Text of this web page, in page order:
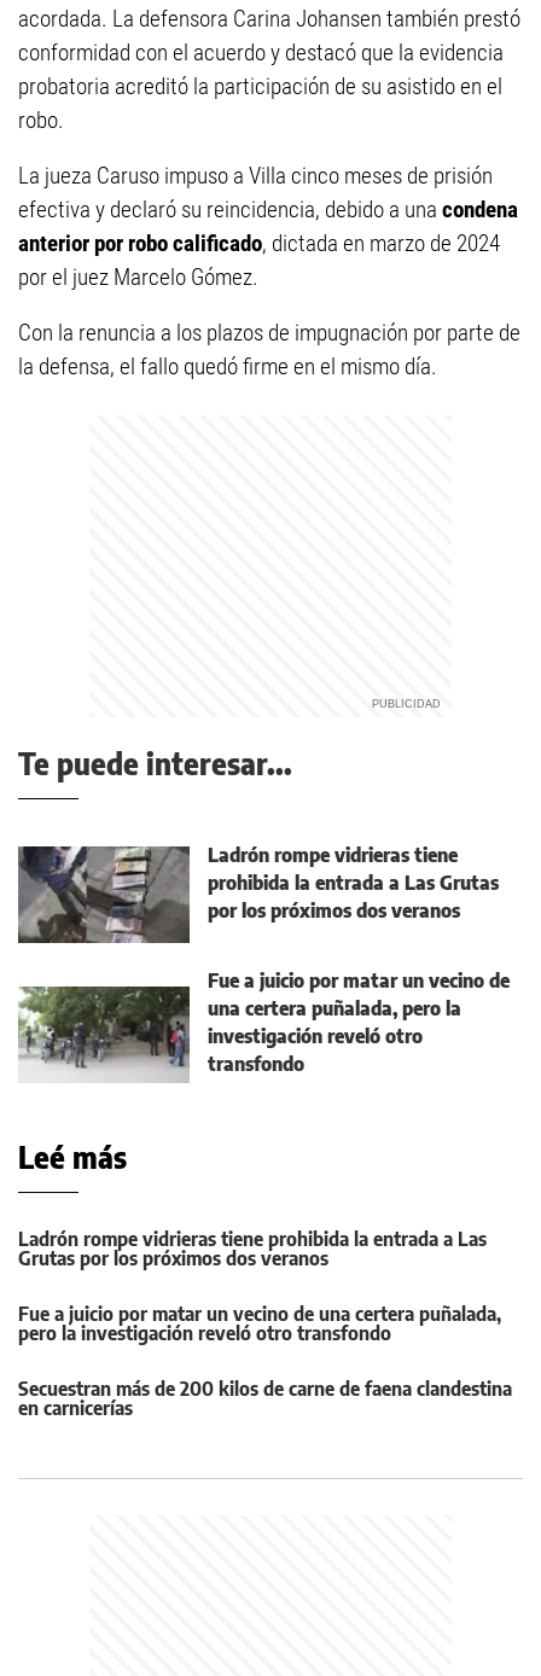
acordada. La defensora Carina Johansen también prestó
conformidad con el acuerdo y destacó que la evidencia
probatoria acreditó la participación de su asistido en el
robo.
La jueza Caruso impuso a Villa cinco meses de prisión
efectiva y declaró su reincidencia, debido a una condena
anterior por robo calificado, dictada en marzo de 2024
por el juez Marcelo Gómez.
Con la renuncia a los plazos de impugnación por parte de
la defensa, el fallo quedó firme en el mismo día.
Te puede interesar...
Ladrón rompe vidrieras tiene
prohibida la entrada a Las Grutas
por los próximos dos veranos
Fue a juicio por matar un vecino de
una certera puñalada, pero la
investigación reveló otro
transfondo
Leé más
Ladrón rompe vidrieras tiene prohibida la entrada a Las
Grutas por los próximos dos veranos
Fue a juicio por matar un vecino de una certera puñalada,
pero la investigación reveló otro transfondo
Secuestran más de 200 kilos de carne de faena clandestina
en carnicerías